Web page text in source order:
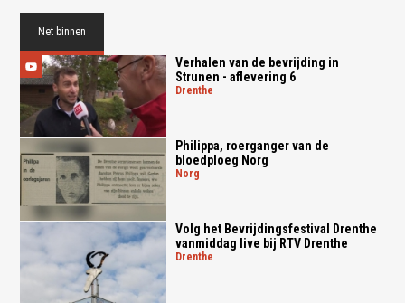
Net binnen
Verhalen van de bevrijding in
Strunen - aflevering 6
drenthe
Philippa, roerganger van de
bloedploeg Norg
norg
Volg het Bevrijdingsfestival Drenthe
vanmiddag live bij RTV Drenthe
drenthe